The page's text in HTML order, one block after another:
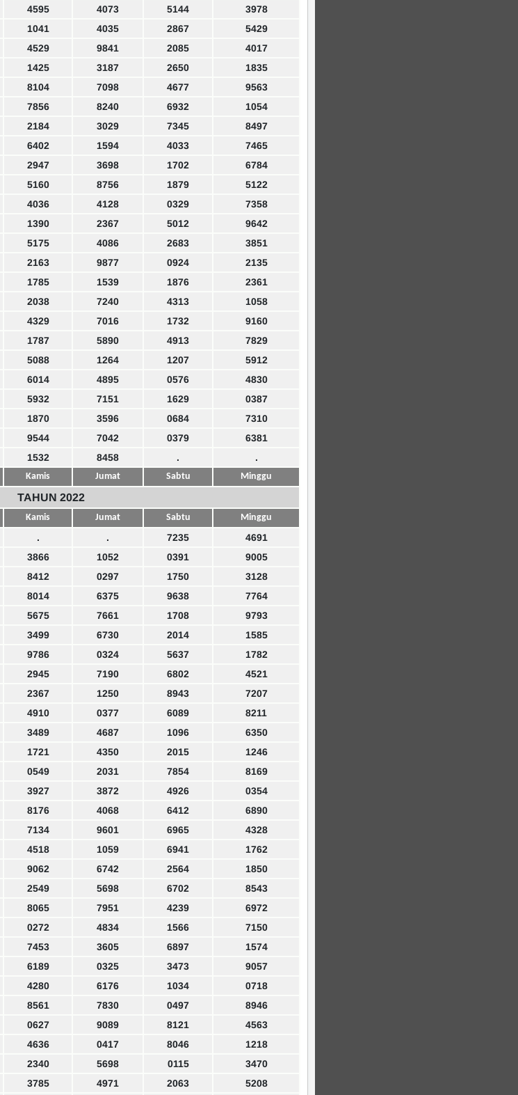
4595 4073 5144
3978
1041 4035 2867
5429
4529 9841 2085
4017
1425 3187 2650
1835
8104 7098 4677
9563
7856 8240 6932
1054
2184 3029 7345
8497
6402 1594 4033
7465
2947 3698 1702
6784
5160 8756 1879
5122
4036 4128 0329
7358
1390 2367 5012
9642
5175 4086 2683
3851
2163 9877 0924
2135
1785 1539 1876
2361
2038 7240 4313
1058
4329 7016 1732
9160
1787 5890 4913
7829
5088 1264 1207
5912
6014 4895 0576
4830
5932 7151 1629
0387
1870 3596 0684
7310
9544 7042 0379
6381
1532 8458 . .
Kamis Jumat Sabtu Minggu
TAHUN 2022
Kamis Jumat Sabtu Minggu
. . 7235
4691
3866 1052 0391
9005
8412 0297 1750
3128
8014 6375 9638
7764
5675 7661 1708
9793
3499 6730 2014
1585
9786 0324 5637
1782
2945 7190 6802
4521
2367 1250 8943
7207
4910 0377 6089
8211
3489 4687 1096
6350
1721 4350 2015
1246
0549 2031 7854
8169
3927 3872 4926
0354
8176 4068 6412
6890
7134 9601 6965
4328
4518 1059 6941
1762
9062 6742 2564
1850
2549 5698 6702
8543
8065 7951 4239
6972
0272 4834 1566
7150
7453 3605 6897
1574
6189 0325 3473
9057
4280 6176 1034
0718
8561 7830 0497
8946
0627 9089 8121
4563
4636 0417 8046
1218
2340 5698 0115
3470
3785 4971 2063 5208